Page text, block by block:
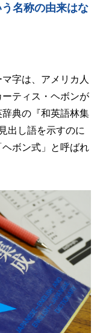
名称の由来はな
字は、アメリカ人
ティス・ヘボンが
典の『和英語林集
出し語を示すのに
ボン式」と呼ばれ